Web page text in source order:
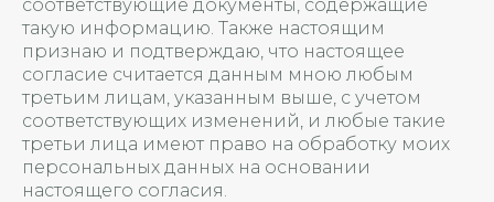
соответствующие документы, содержащие
такую информацию. Также настоящим
признаю и подтверждаю, что настоящее
согласие считается данным мною любым
третьим лицам, указанным выше, с учетом
соответствующих изменений, и любые такие
третьи лица имеют право на обработку моих
персональных данных на основании
настоящего согласия.